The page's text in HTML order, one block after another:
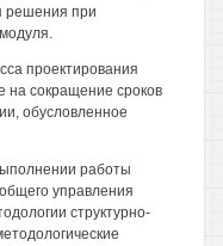
решения при
проектирования
на сокращение сроков
обусловленное
работы
управления
структурно-